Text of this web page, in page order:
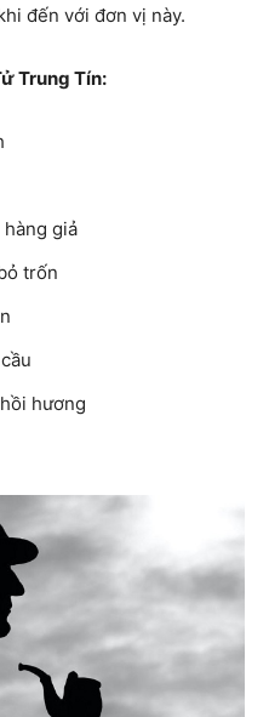
đến với đơn vị này.
Trung Tín:
giả
trốn
hương